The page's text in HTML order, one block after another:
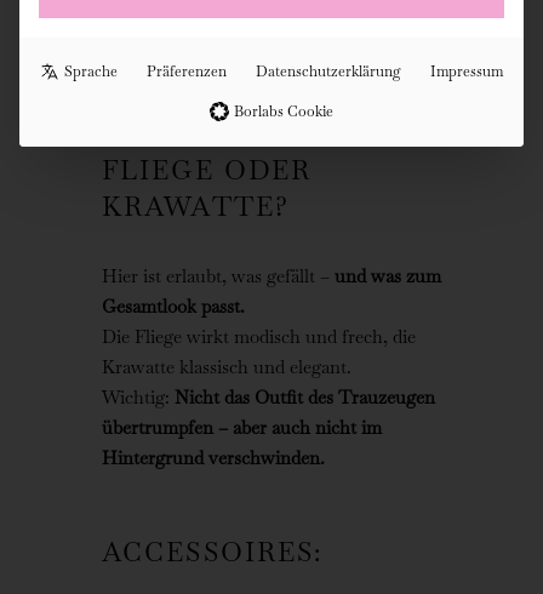
FLIEGE ODER
KRAWATTE?
Hier ist erlaubt, was gefällt – und was zum
Gesamtlook passt.
Die Fliege wirkt modisch und frech, die
Krawatte klassisch und elegant.
Wichtig: Nicht das Outfit des Trauzeugen
übertrumpfen – aber auch nicht im
Hintergrund verschwinden.
ACCESSOIRES:
Sprache Präferenzen Datenschutzerklärung Impressum
Borlabs Cookie